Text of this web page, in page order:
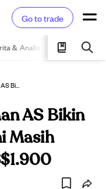
Go to trade
& Analisis Pelajari
Data Ketenagakerjaan AS Bikin Harga Emas Hari Ini Masih Tiarap Di Bawah US$1.900
AS Bikin
Masih